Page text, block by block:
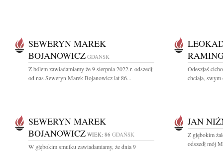
SEWERYN MAREK
BOJANOWICZ GDAŃSK
Z bólem zawiadamiamy że 9 sierpnia 2022 r. odszedł
od nas Seweryn Marek Bojanowicz lat 86...
Odeszłaś
chciała,
SEWERYN MAREK
BOJANOWICZ WIEK: 86 GDAŃSK
W głębokim smutku zawiadamiamy, że dnia 9
JAN
Z głębokim
odszedł mój